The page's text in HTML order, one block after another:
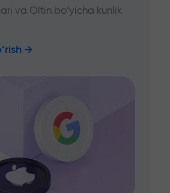
va Oltin bo‘yicha kunlik